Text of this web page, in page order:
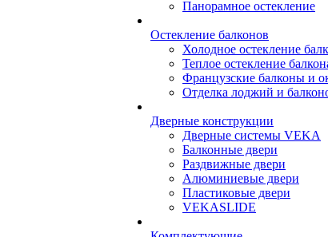
Панорамное остекление
Остекление балконов
Холодное остекление
Теплое остекление
Французские балконы и
Отделка лоджий и
Дверные конструкции
Дверные системы VEKA
Балконные двери
Раздвижные двери
Алюминиевые двери
Пластиковые двери
VEKASLIDE